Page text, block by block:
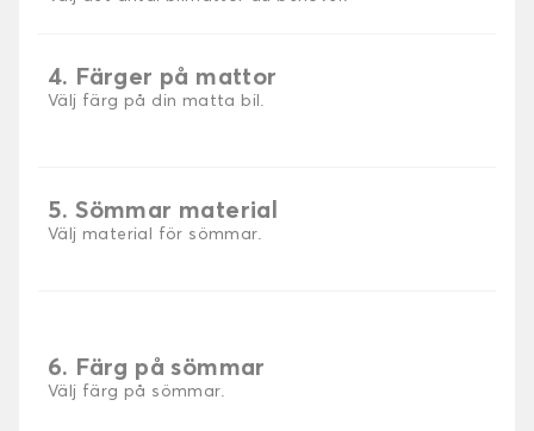
4. Färger på mattor
Välj färg på din matta bil.
5. Sömmar material
Välj material för sömmar.
6. Färg på sömmar
Välj färg på sömmar.